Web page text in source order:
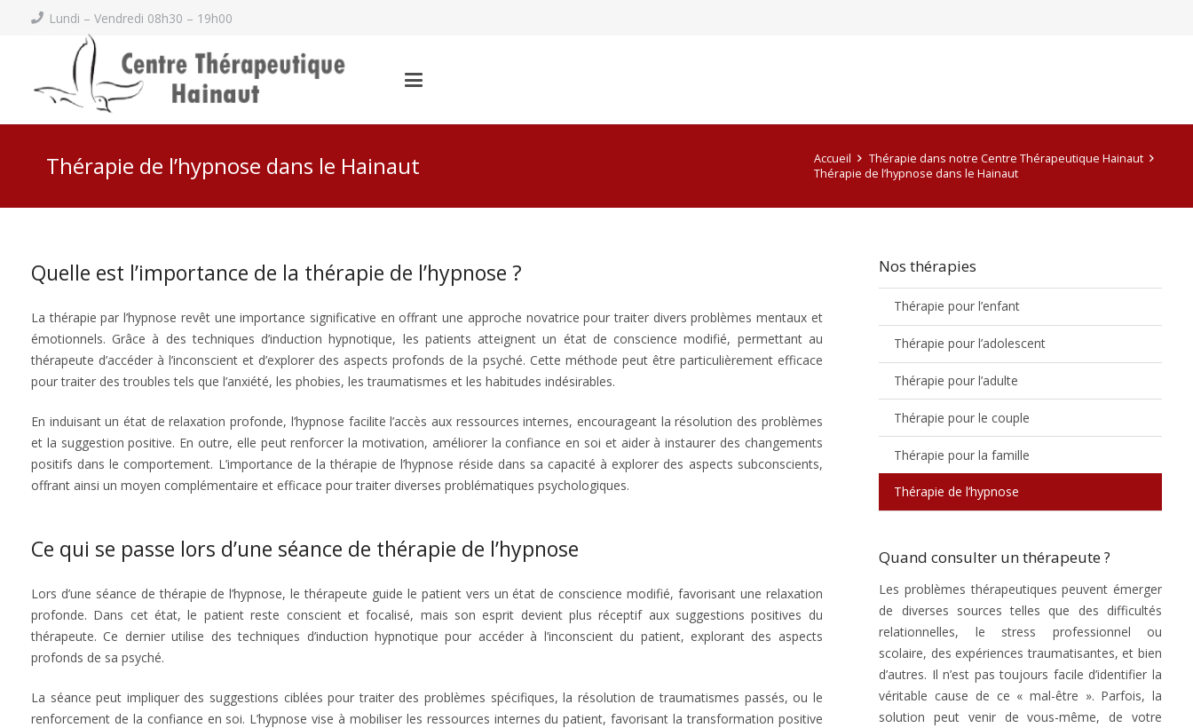
Lundi – Vendredi 08h30 – 19h00
Thérapie de l’hypnose dans le Hainaut Accueil
Thérapie dans notre Centre Thérapeutique Hainaut
Thérapie de l’hypnose dans le Hainaut
Quelle est l’importance de la thérapie de l’hypnose ?
La thérapie par l’hypnose revêt une importance significative en offrant une approche novatrice pour traiter divers problèmes mentaux et
émotionnels. Grâce à des techniques d’induction hypnotique, les patients atteignent un état de conscience modifié, permettant au
thérapeute d’accéder à l’inconscient et d’explorer des aspects profonds de la psyché. Cette méthode peut être particulièrement efficace
pour traiter des troubles tels que l’anxiété, les phobies, les traumatismes et les habitudes indésirables.
En induisant un état de relaxation profonde, l’hypnose facilite l’accès aux ressources internes, encourageant la résolution des problèmes
et la suggestion positive. En outre, elle peut renforcer la motivation, améliorer la confiance en soi et aider à instaurer des changements
positifs dans le comportement. L’importance de la thérapie de l’hypnose réside dans sa capacité à explorer des aspects subconscients,
offrant ainsi un moyen complémentaire et efficace pour traiter diverses problématiques psychologiques.
Ce qui se passe lors d’une séance de thérapie de l’hypnose
Lors d’une séance de thérapie de l’hypnose, le thérapeute guide le patient vers un état de conscience modifié, favorisant une relaxation
profonde. Dans cet état, le patient reste conscient et focalisé, mais son esprit devient plus réceptif aux suggestions positives du
thérapeute. Ce dernier utilise des techniques d’induction hypnotique pour accéder à l’inconscient du patient, explorant des aspects
profonds de sa psyché.
La séance peut impliquer des suggestions ciblées pour traiter des problèmes spécifiques, la résolution de traumatismes passés, ou le
renforcement de la confiance en soi. L’hypnose vise à mobiliser les ressources internes du patient, favorisant la transformation positive
Nos thérapies
Thérapie pour l’enfant
Thérapie pour l’adolescent
Thérapie pour l’adulte
Thérapie pour le couple
Thérapie pour la famille
Thérapie de l’hypnose
Quand consulter un thérapeute ?
Les problèmes thérapeutiques peuvent émerger
de diverses sources telles que des difficultés
relationnelles, le stress professionnel ou
scolaire, des expériences traumatisantes, et bien
d’autres. Il n’est pas toujours facile d’identifier la
véritable cause de ce « mal-être ». Parfois, la
solution peut venir de vous-même, de votre